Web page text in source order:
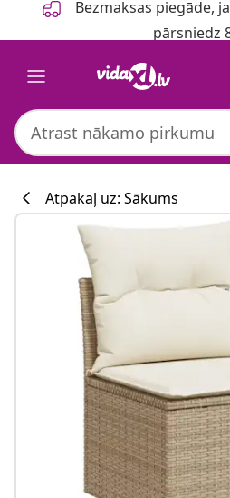
Bezmaksas piegāde,
pārsniedz
Atpakaļ uz: Sākums